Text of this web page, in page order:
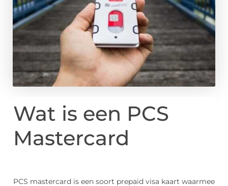
Wat is een PCS
Mastercard
PCS mastercard is een soort prepaid visa kaart waarmee